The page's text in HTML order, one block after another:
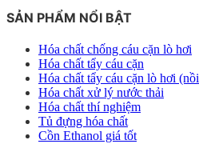
SẢN PHẨM NỔI BẬT
Hóa chất chống cáu cặn lò hơi
Hóa chất tẩy cáu cặn
Hóa chất tẩy cáu cặn lò hơi
Hóa chất xử lý nước thải
Hóa chất thí nghiệm
Tủ đựng hóa chất
Cồn Ethanol giá tốt